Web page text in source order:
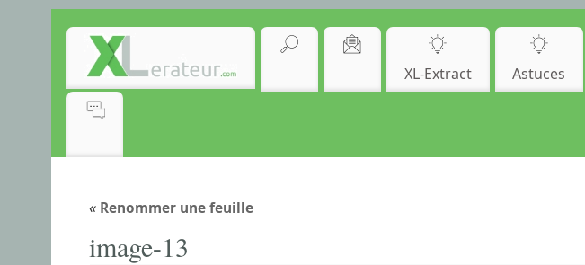
XL-Extract Astuces
« Renommer une feuille
image-13